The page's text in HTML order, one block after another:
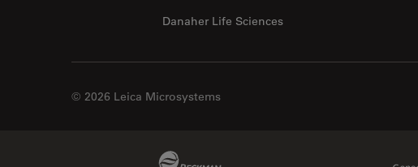
Danaher Life Sciences
© 2026 Leica Microsystems